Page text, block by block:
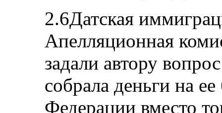
2.6Датская
Апелляционная
задали автору
собрала деньги на
Федерации вместо